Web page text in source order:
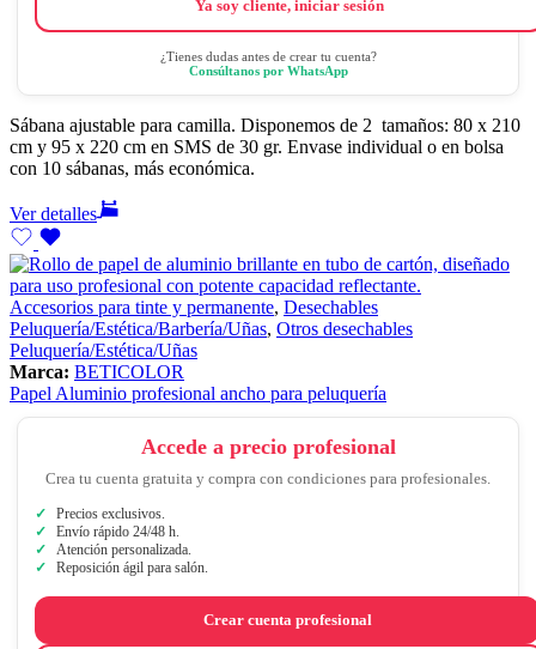
Ya soy cliente, iniciar sesión
¿Tienes dudas antes de crear tu cuenta?
Consúltanos por WhatsApp
Sábana ajustable para camilla. Disponemos de 2 tamaños: 80 x 210
cm y 95 x 220 cm en SMS de 30 gr. Envase individual o en bolsa
con 10 sábanas, más económica.
Ver detalles
Accesorios para tinte y permanente, Desechables
Peluquería/Estética/Barbería/Uñas, Otros desechables
Peluquería/Estética/Uñas
Marca: BETICOLOR
Papel Aluminio profesional ancho para peluquería
Accede a precio profesional
Crea tu cuenta gratuita y compra con condiciones para profesionales.
Precios exclusivos.
Envío rápido 24/48 h.
Atención personalizada.
Reposición ágil para salón.
Crear cuenta profesional